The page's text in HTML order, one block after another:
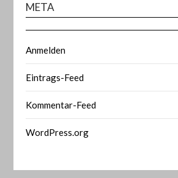
META
Anmelden
Eintrags-Feed
Kommentar-Feed
WordPress.org